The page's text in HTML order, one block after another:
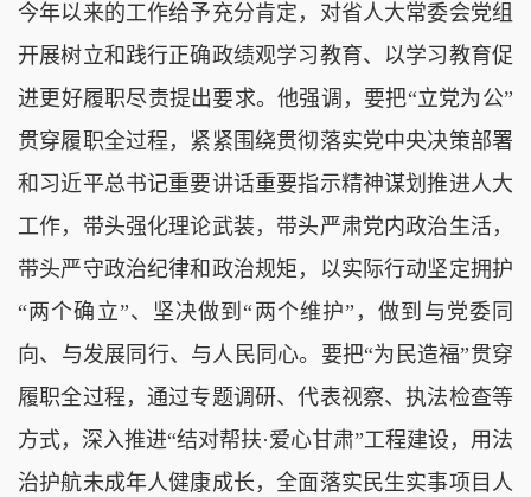
今年以来的工作给予充分肯定，对省人大常委会党组
开展树立和践行正确政绩观学习教育、以学习教育促
进更好履职尽责提出要求。他强调，要把“立党为公”
贯穿履职全过程，紧紧围绕贯彻落实党中央决策部署
和习近平总书记重要讲话重要指示精神谋划推进人大
工作，带头强化理论武装，带头严肃党内政治生活，
带头严守政治纪律和政治规矩，以实际行动坚定拥护
“两个确立”、坚决做到“两个维护”，做到与党委同
向、与发展同行、与人民同心。要把“为民造福”贯穿
履职全过程，通过专题调研、代表视察、执法检查等
方式，深入推进“结对帮扶·爱心甘肃”工程建设，用法
治护航未成年人健康成长，全面落实民生实事项目人